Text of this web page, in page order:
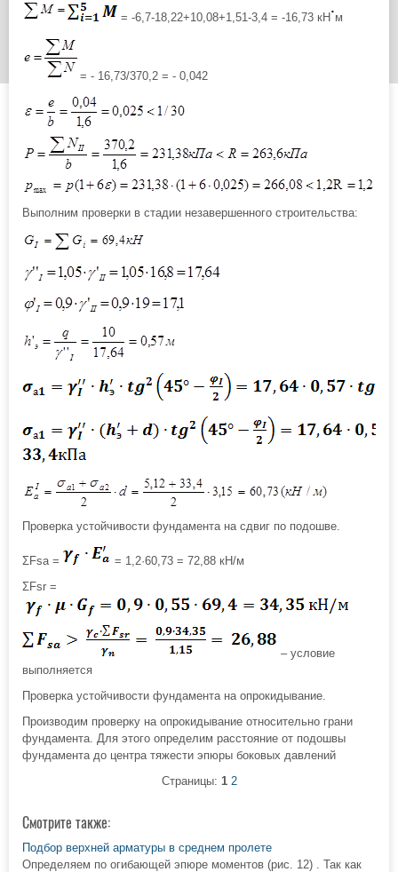
= -6,7-18,22+10,08+1,51-3,4 = -16,73 кН м
= - 16,73/370,2 = - 0,042
Выполним проверки в стадии незавершенного строительства:
Проверка устойчивости фундамента на сдвиг по подошве.
ΣFsa =
= 1,2·60,73 = 72,88 кН/м
ΣFsr =
– условие
выполняется
Проверка устойчивости фундамента на опрокидывание.
Производим проверку на опрокидывание относительно грани
фундамента. Для этого определим расстояние от подошвы
фундамента до центра тяжести эпюры боковых давлений
Страницы: 1 2
Смотрите также:
Подбор верхней арматуры в среднем пролете
Определяем по огибающей эпюре моментов (рис. 12) . Так как